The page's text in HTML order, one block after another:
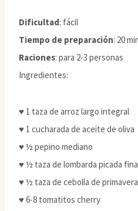
Dificultad: fácil
Tiempo de preparación: 20
Raciones: para 2-3 personas
Ingredientes:
♥ 1 taza de arroz largo integral
♥ 1 cucharada de aceite de oliva
♥ ½ pepino mediano
♥ ½ taza de lombarda picada fina
♥ ½ taza de cebolla de
♥ 6-8 tomatitos cherry